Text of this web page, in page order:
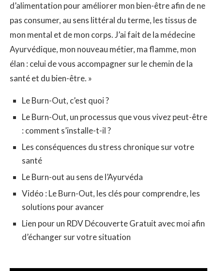
d’alimentation pour améliorer mon bien-être afin de ne
pas consumer, au sens littéral du terme, les tissus de
mon mental et de mon corps. J’ai fait de la médecine
Ayurvédique, mon nouveau métier, ma flamme, mon
élan : celui de vous accompagner sur le chemin de la
santé et du bien-être. »
Le Burn-Out, c’est quoi ?
Le Burn-Out, un processus que vous vivez peut-être
: comment s’installe-t-il ?
Les conséquences du stress chronique sur votre
santé
Le Burn-out au sens de l’Ayurvéda
Vidéo : Le Burn-Out, les clés pour comprendre, les
solutions pour avancer
Lien pour un RDV Découverte Gratuit avec moi afin
d’échanger sur votre situation